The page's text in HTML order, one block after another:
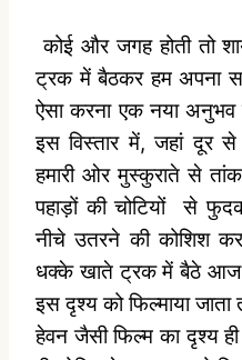
कोई और जगह होती तो
ट्रक में बैठकर हम अपना
ऐसा करना एक नया अनुभव
इस विस्तार में, जहां दूर
हमारी ओर मुस्कुराते से
पहाड़ों की चोटियों
से
नीचे उतरने की कोशिश
धक्के खाते ट्रक में बैठे
इस दृश्य को फिल्माया
हेवन जैसी फिल्म का दृश्य